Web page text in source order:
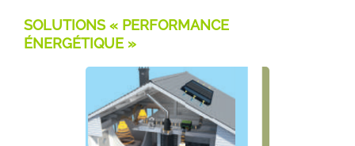
SOLUTIONS « PERFORMANCE
ÉNERGÉTIQUE »